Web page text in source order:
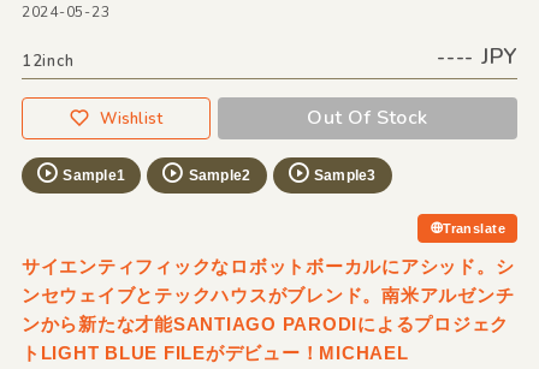
2024-05-23
12inch ---- JPY
Wishlist Out Of Stock
Sample1 Sample2 Sample3
Translate
サイエンティフィックなロボットボーカルにアシッド。シ
ンセウェイブとテックハウスがブレンド。南米アルゼンチ
ンから新たな才能SANTIAGO PARODIによるプロジェク
トLIGHT BLUE FILEがデビュー！MICHAEL